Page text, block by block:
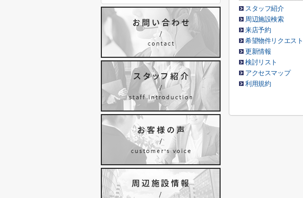
スタッフ紹介
周辺施設検索
来店予約
希望物件リクエスト
更新情報
検討リスト
アクセスマップ
利用規約